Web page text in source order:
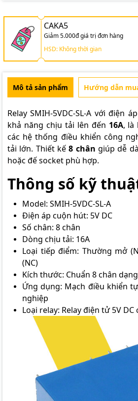
CAKA5
Giảm 5.000đ giá trị đơn hàng
HSD: Không thời gian
Mô tả sản phẩm Hướng dẫn
Relay SMIH-5VDC-SL-A với điện
khả năng chịu tải lên đến 16A, là
các hệ thống điều khiển công
tải lớn. Thiết kế8 chân giúp dễ
hoặc đế socket phù hợp.
Thông số kỹ
Model: SMIH-5VDC-SL-A
Điện áp cuộn hút: 5V DC
Số chân: 8 chân
Dòng chịu tải: 16A
Loại tiếp điểm: Thường mở
(NC)
Kích thước: Chuẩn 8 chân
Ứng dụng: Mạch điều khiển
nghiệp
Loại relay: Relay điện tử 5V DC